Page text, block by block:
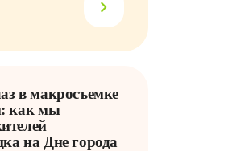
в макросъемке
как мы
на Дне города